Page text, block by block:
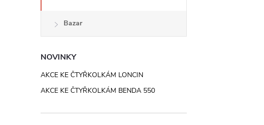
Bazar
NOVINKY
AKCE KE ČTYŘKOLKÁM LONCIN
AKCE KE ČTYŘKOLKÁM BENDA 550